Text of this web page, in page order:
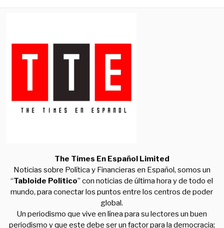
The Times En Español Limited
Noticias sobre Política y Financieras en Español, somos un
“Tabloide Político” con noticias de última hora y de todo el
mundo, para conectar los puntos entre los centros de poder
global.
Un periodismo que vive en línea para su lectores un buen
periodismo y que este debe ser un factor para la democracia;